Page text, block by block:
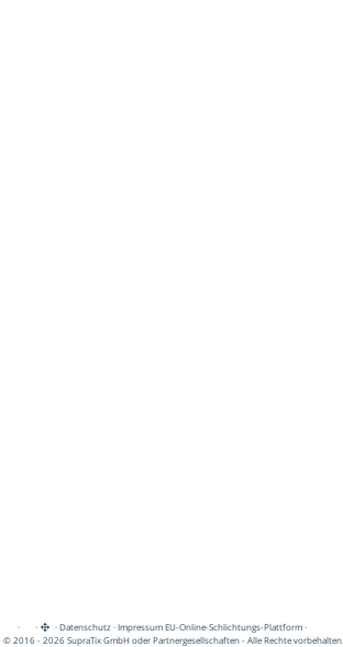
· · ·Datenschutz·Impressum EU-Online-Schlichtungs-Plattform·
© 2016 - 2026 SupraTix GmbH oder Partnergesellschaften - Alle Rechte vorbehalten.